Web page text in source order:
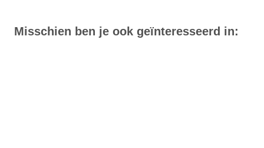
Misschien ben je ook geïnteresseerd in: